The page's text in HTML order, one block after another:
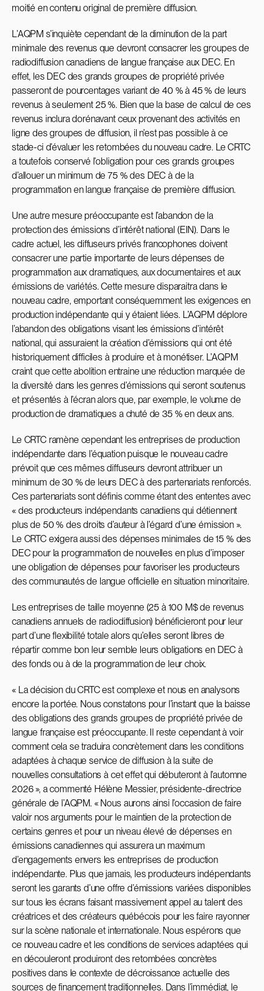
moitié en contenu original de première diffusion.
L’AQPM s’inquiète cependant de la diminution de la part
minimale des revenus que devront consacrer les groupes de
radiodiffusion canadiens de langue française aux DEC. En
effet, les DEC des grands groupes de propriété privée
passeront de pourcentages variant de 40 % à 45 % de leurs
revenus à seulement 25 %. Bien que la base de calcul de ces
revenus inclura dorénavant ceux provenant des activités en
ligne des groupes de diffusion, il n’est pas possible à ce
stade-ci d’évaluer les retombées du nouveau cadre. Le CRTC
a toutefois conservé l’obligation pour ces grands groupes
d’allouer un minimum de 75 % des DEC à de la
programmation en langue française de première diffusion.
Une autre mesure préoccupante est l’abandon de la
protection des émissions d’intérêt national (EIN). Dans le
cadre actuel, les diffuseurs privés francophones doivent
consacrer une partie importante de leurs dépenses de
programmation aux dramatiques, aux documentaires et aux
émissions de variétés. Cette mesure disparaitra dans le
nouveau cadre, emportant conséquemment les exigences en
production indépendante qui y étaient liées. L’AQPM déplore
l’abandon des obligations visant les émissions d’intérêt
national, qui assuraient la création d’émissions qui ont été
historiquement difficiles à produire et à monétiser. L’AQPM
craint que cette abolition entraine une réduction marquée de
la diversité dans les genres d’émissions qui seront soutenus
et présentés à l’écran alors que, par exemple, le volume de
production de dramatiques a chuté de 35 % en deux ans.
Le CRTC ramène cependant les entreprises de production
indépendante dans l’équation puisque le nouveau cadre
prévoit que ces mêmes diffuseurs devront attribuer un
minimum de 30 % de leurs DEC à des partenariats renforcés.
Ces partenariats sont définis comme étant des ententes avec
« des producteurs indépendants canadiens qui détiennent
plus de 50 % des droits d’auteur à l’égard d’une émission ».
Le CRTC exigera aussi des dépenses minimales de 15 % des
DEC pour la programmation de nouvelles en plus d’imposer
une obligation de dépenses pour favoriser les producteurs
des communautés de langue officielle en situation minoritaire.
Les entreprises de taille moyenne (25 à 100 M$ de revenus
canadiens annuels de radiodiffusion) bénéficieront pour leur
part d’une flexibilité totale alors qu’elles seront libres de
répartir comme bon leur semble leurs obligations en DEC à
des fonds ou à de la programmation de leur choix.
« La décision du CRTC est complexe et nous en analysons
encore la portée. Nous constatons pour l’instant que la baisse
des obligations des grands groupes de propriété privée de
langue française est préoccupante. Il reste cependant à voir
comment cela se traduira concrètement dans les conditions
adaptées à chaque service de diffusion à la suite de
nouvelles consultations à cet effet qui débuteront à l’automne
2026 », a commenté Hélène Messier, présidente-directrice
générale de l’AQPM. « Nous aurons ainsi l’occasion de faire
valoir nos arguments pour le maintien de la protection de
certains genres et pour un niveau élevé de dépenses en
émissions canadiennes qui assurera un maximum
d’engagements envers les entreprises de production
indépendante. Plus que jamais, les producteurs indépendants
seront les garants d’une offre d’émissions variées disponibles
sur tous les écrans faisant massivement appel au talent des
créatrices et des créateurs québécois pour les faire rayonner
sur la scène nationale et internationale. Nous espérons que
ce nouveau cadre et les conditions de services adaptées qui
en découleront produiront des retombées concrètes
positives dans le contexte de décroissance actuelle des
sources de financement traditionnelles. Dans l’immédiat, le